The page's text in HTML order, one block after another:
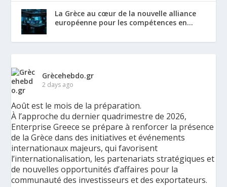
La Grèce au cœur de la nouvelle alliance
européenne pour les compétences en...
Grècehebdo.gr
2 days ago
Août est le mois de la préparation.
À l’approche du dernier quadrimestre de 2026,
Enterprise Greece se prépare à renforcer la présence
de la Grèce dans des initiatives et événements
internationaux majeurs, qui favorisent
l’internationalisation, les partenariats stratégiques et
de nouvelles opportunités d’affaires pour la
communauté des investisseurs et des exportateurs.